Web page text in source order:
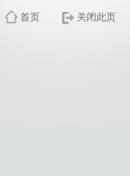
首页 关闭此页